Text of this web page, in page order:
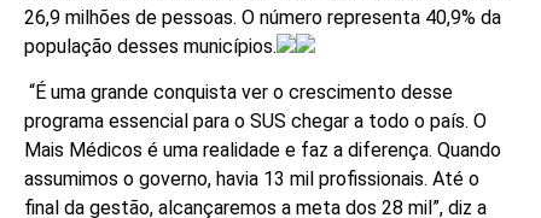
26,9 milhões de pessoas. O número representa 40,9% da
população desses municípios.
“É uma grande conquista ver o crescimento desse
programa essencial para o SUS chegar a todo o país. O
Mais Médicos é uma realidade e faz a diferença. Quando
assumimos o governo, havia 13 mil profissionais. Até o
final da gestão, alcançaremos a meta dos 28 mil”, diz a